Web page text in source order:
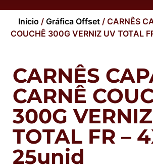
Início / Gráfica Offset/ CARNÊS
COUCHÊ 300G VERNIZ UV TOTAL
CARNÊS
CARNÊ
300G
TOTAL FR –
25unid